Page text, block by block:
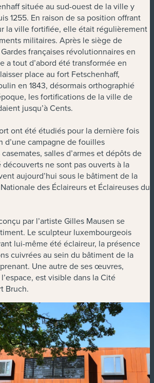
située au sud-ouest de la ville y
1255. En raison de sa position offrant
la ville fortifiée, elle était régulièrement
militaires. Après le siège de
françaises révolutionnaires en
a tout d’abord été transformée en
place au fort Fetschenhaff,
en 1843, désormais orthographié
les fortifications de la ville de
jusqu’à Cents.
ont été étudiés pour la dernière fois
d’une campagne de fouilles
salles d’armes et dépôts de
ne sont pas ouverts à la
aujourd’hui sous le bâtiment de la
des Éclaireurs et Éclaireuses du
par l’artiste Gilles Mausen se
Le sculpteur luxembourgeois
lui-même été éclaireur, la présence
cuivrées au sein du bâtiment de la
Une autre de ses œuvres,
est visible dans la Cité
Bruch.